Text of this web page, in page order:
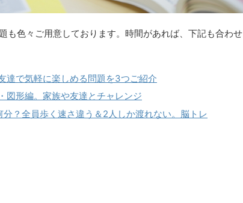
も色々ご用意しております。時間があれば、下記も合わせ
達で気軽に楽しめる問題を3つご紹介
図形編。家族や友達とチャレンジ
？全員歩く速さ違う＆2人しか渡れない。脳トレ